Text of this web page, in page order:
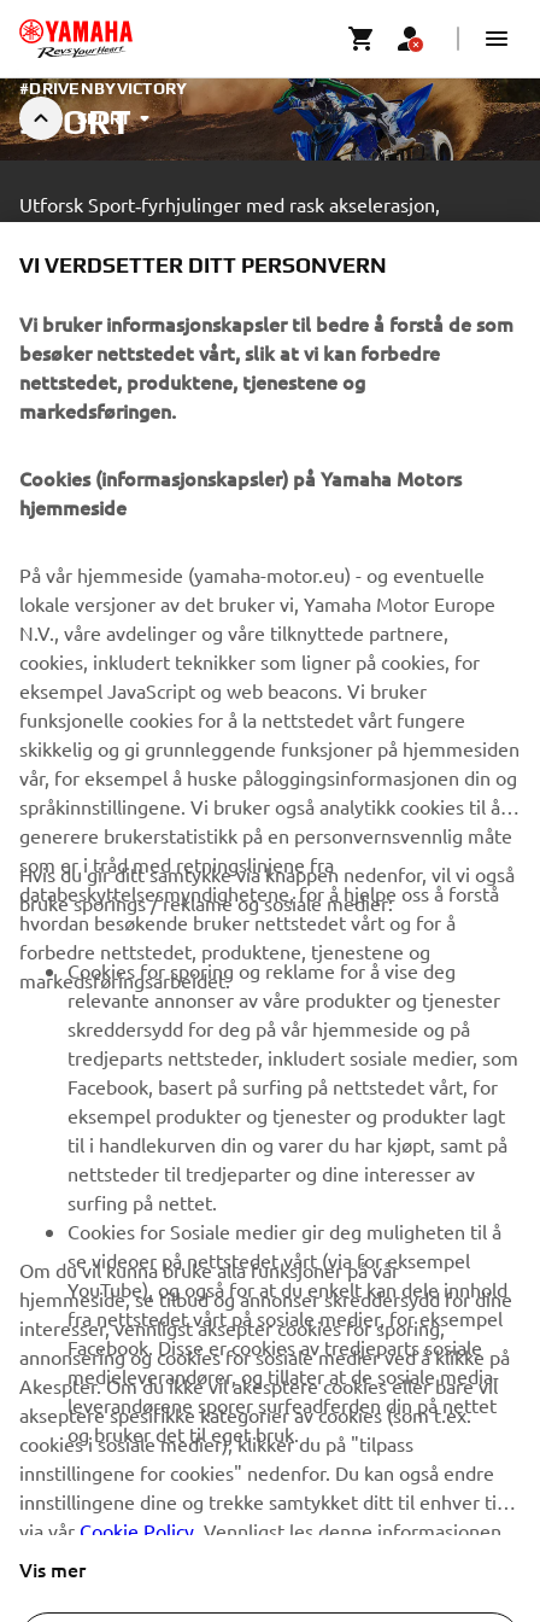
SPORT
#DRIVENBYVICTORY
SPORT
Utforsk Sport‑fyrhjulinger med rask akselerasjon,
intens og dynamisk kjøreopplevelse.
OPPDAG MER
En yrkessjåfør som utfører avansert kjøring innenfor et
inngjerdet område.
FINN EN FORHANDLER
VIRKSOMHET
B2B
UTFORSK YAMAHA
FAQ & SUPPORT
NYHETSBREV
Vær den første til å lære om de siste tilbudene, spesielle
arrangementer, nye utgivelser og mye mer
ABONNER
Les vår personvernerklæring for å lære hvordan vi behandler dine
personopplysninger:
Retningslinjer for Personvern
Norway (Norwegian)
VI VERDSETTER DITT PERSONVERN
Vi bruker informasjonskapsler til bedre å forstå de som
besøker nettstedet vårt, slik at vi kan forbedre
nettstedet, produktene, tjenestene og
markedsføringen.
Cookies (informasjonskapsler) på Yamaha Motors
hjemmeside
På vår hjemmeside (yamaha-motor.eu) - og eventuelle
lokale versjoner av det bruker vi, Yamaha Motor Europe
N.V., våre avdelinger og våre tilknyttede partnere,
cookies, inkludert teknikker som ligner på cookies, for
eksempel JavaScript og web beacons. Vi bruker
funksjonelle cookies for å la nettstedet vårt fungere
skikkelig og gi grunnleggende funksjoner på hjemmesiden
vår, for eksempel å huske påloggingsinformasjonen din og
språkinnstillingene. Vi bruker også analytikk cookies til å
generere brukerstatistikk på en personvernsvennlig måte
som er i tråd med retningslinjene fra
databeskyttelsesmyndighetene, for å hjelpe oss å forstå
hvordan besøkende bruker nettstedet vårt og for å
forbedre nettstedet, produktene, tjenestene og
markedsføringsarbeidet.
Hvis du gir ditt samtykke via knappen nedenfor, vil vi også
bruke sporings / reklame og sosiale medier:
Cookies for sporing og reklame for å vise deg
relevante annonser av våre produkter og tjenester
skreddersydd for deg på vår hjemmeside og på
tredjeparts nettsteder, inkludert sosiale medier, som
Facebook, basert på surfing på nettstedet vårt, for
eksempel produkter og tjenester og produkter lagt
til i handlekurven din og varer du har kjøpt, samt på
nettsteder til tredjeparter og dine interesser av
surfing på nettet.
Cookies for Sosiale medier gir deg muligheten til å
se videoer på nettstedet vårt (via for eksempel
YouTube), og også for at du enkelt kan dele innhold
fra nettstedet vårt på sosiale medier, for eksempel
Facebook. Disse er cookies av tredjeparts sosiale
medieleverandører, og tillater at de sosiale media-
leverandørene sporer surfeadferden din på nettet
og bruker det til eget bruk.
Om du vil kunna bruke alla funksjoner på vår
hjemmeside, se tilbud og annonser skreddersydd for dine
interesser, vennligst aksepter cookies for sporing,
annonsering og cookies for sosiale medier ved å klikke på
Akespter. Om du ikke vil akesptere cookies eller bare vil
akseptere spesifikke kategorier av cookies (som t.ex.
cookies i sosiale medier), klikker du på "tilpass
innstillingene for cookies" nedenfor. Du kan også endre
innstillingene dine og trekke samtykket ditt til enhver tid
via vår Cookie Policy . Vennligst les denne informasjonen
for å lære mer om cookies vi bruker og hvordan vi
Vis mer